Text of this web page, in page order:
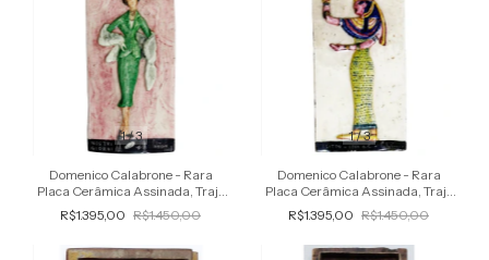
1/3
Domenico Calabrone - Rara
Placa Cerâmica Assinada, Traje
Feminino, Moda em 1957, Relevo
R$1.395,00 R$1.450,00
1/3
Domenico Calabrone - Rara
Placa Cerâmica Assinada, Traje
Feminino, Moda no Egito, 1300
AC
R$1.395,00 R$1.450,00